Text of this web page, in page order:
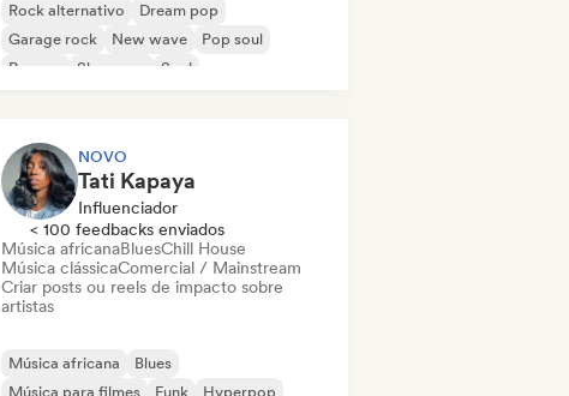
Rock alternativo
Dream pop
Garage rock
New wave
Pop soul
Reggae
Shoegaze Soul
NOVO
Tati Kapaya
Influenciador
< 100 feedbacks enviados
Música africanaBluesChill House
Música clássicaComercial / Mainstream
Criar posts ou reels de impacto sobre
artistas
Música africana
Blues
Música para filmes
Funk Hyperpop